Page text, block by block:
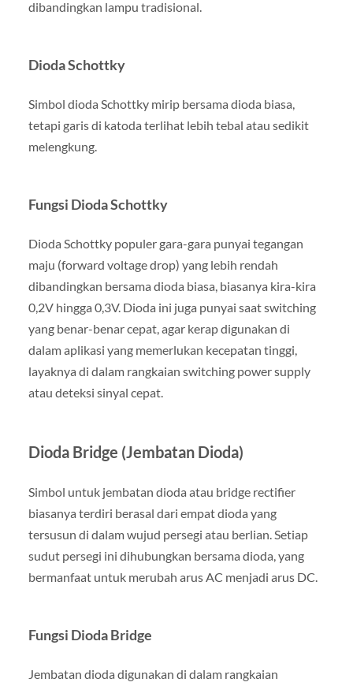
dibandingkan lampu tradisional.
Dioda Schottky
Simbol dioda Schottky mirip bersama dioda biasa,
tetapi garis di katoda terlihat lebih tebal atau sedikit
melengkung.
Fungsi Dioda Schottky
Dioda Schottky populer gara-gara punyai tegangan
maju (forward voltage drop) yang lebih rendah
dibandingkan bersama dioda biasa, biasanya kira-kira
0,2V hingga 0,3V. Dioda ini juga punyai saat switching
yang benar-benar cepat, agar kerap digunakan di
dalam aplikasi yang memerlukan kecepatan tinggi,
layaknya di dalam rangkaian switching power supply
atau deteksi sinyal cepat.
Dioda Bridge (Jembatan Dioda)
Simbol untuk jembatan dioda atau bridge rectifier
biasanya terdiri berasal dari empat dioda yang
tersusun di dalam wujud persegi atau berlian. Setiap
sudut persegi ini dihubungkan bersama dioda, yang
bermanfaat untuk merubah arus AC menjadi arus DC.
Fungsi Dioda Bridge
Jembatan dioda digunakan di dalam rangkaian